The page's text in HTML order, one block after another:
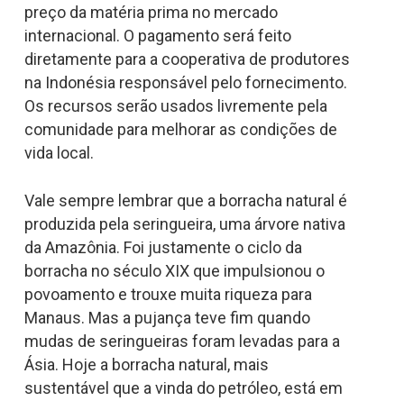
preço da matéria prima no mercado
internacional. O pagamento será feito
diretamente para a cooperativa de produtores
na Indonésia responsável pelo fornecimento.
Os recursos serão usados livremente pela
comunidade para melhorar as condições de
vida local.
Vale sempre lembrar que a borracha natural é
produzida pela seringueira, uma árvore nativa
da Amazônia. Foi justamente o ciclo da
borracha no século XIX que impulsionou o
povoamento e trouxe muita riqueza para
Manaus. Mas a pujança teve fim quando
mudas de seringueiras foram levadas para a
Ásia. Hoje a borracha natural, mais
sustentável que a vinda do petróleo, está em